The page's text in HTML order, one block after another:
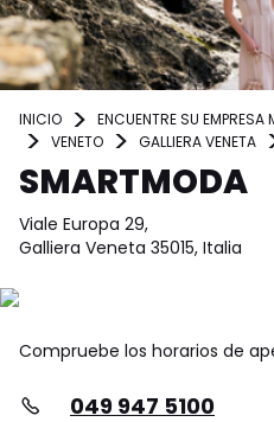
INICIO ENCUENTRE SU
VENETO
GALLIERA VENETA
SMARTMODA
Viale Europa 29,
Galliera Veneta 35015, Italia
Compruebe los horarios de
049 947 5100